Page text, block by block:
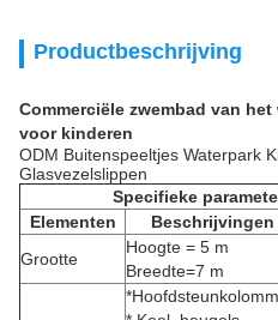
Productbeschrijving
Commerciële zwembad van
voor kinderen
ODM Buitenspeeltjes Waterpark
Glasvezelslippen
Specifieke
Elementen
Beschrijvingen
Grootte
Hoogte = 5 m
Breedte=7 m